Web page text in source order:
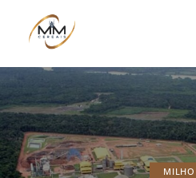
MILHO